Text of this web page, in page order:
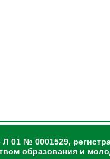
Л 01 № 0001529,
образования и